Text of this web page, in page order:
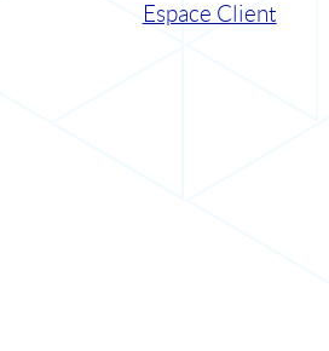
Espace Client